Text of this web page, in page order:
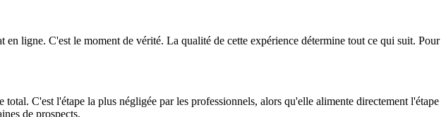
ligne. C'est le moment de vérité. La qualité de cette expérience détermine tout ce qui suit. Pour
C'est l'étape la plus négligée par les professionnels, alors qu'elle alimente directement l'étape
de prospects.